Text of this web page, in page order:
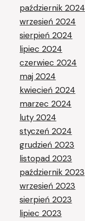
październik 2024
wrzesień 2024
sierpień 2024
lipiec 2024
czerwiec 2024
maj 2024
kwiecień 2024
marzec 2024
luty 2024
styczeń 2024
grudzień 2023
listopad 2023
październik 2023
wrzesień 2023
sierpień 2023
lipiec 2023